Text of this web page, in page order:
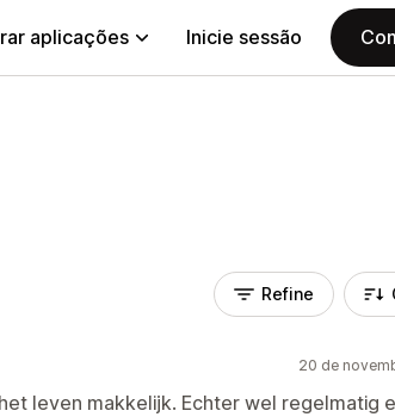
aplicações Inicie sessão
Refine
20 de
leven makkelijk. Echter wel regelmatig